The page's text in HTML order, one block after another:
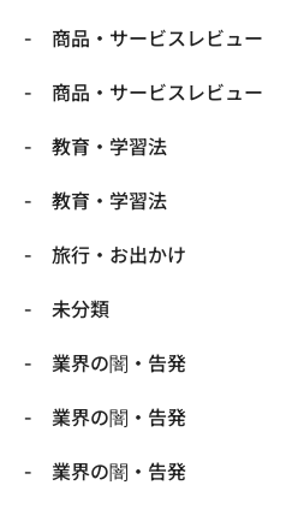
商品・サービスレビュー
商品・サービスレビュー
教育・学習法
教育・学習法
旅行・お出かけ
未分類
業界の闇・告発
業界の闇・告発
業界の闇・告発